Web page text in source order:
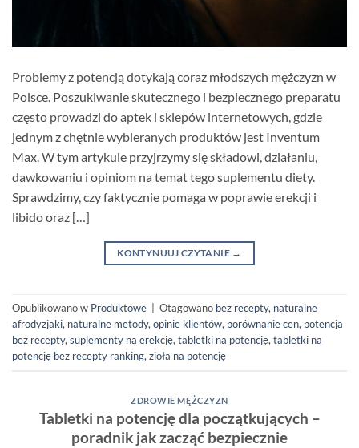
Problemy z potencją dotykają coraz młodszych mężczyzn w
Polsce. Poszukiwanie skutecznego i bezpiecznego preparatu
często prowadzi do aptek i sklepów internetowych, gdzie
jednym z chętnie wybieranych produktów jest Inventum
Max. W tym artykule przyjrzymy się składowi, działaniu,
dawkowaniu i opiniom na temat tego suplementu diety.
Sprawdzimy, czy faktycznie pomaga w poprawie erekcji i
libido oraz […]
KONTYNUUJ CZYTANIE →
Opublikowano w Produktowe Otagowano bez recepty, naturalne
afrodyzjaki, naturalne metody, opinie klientów, porównanie cen, potencja
bez recepty, suplementy na erekcję, tabletki na potencję, tabletki na
potencję bez recepty ranking, zioła na potencję
ZDROWIE MĘŻCZYZN
Tabletki na potencję dla początkujących –
poradnik jak zacząć bezpiecznie